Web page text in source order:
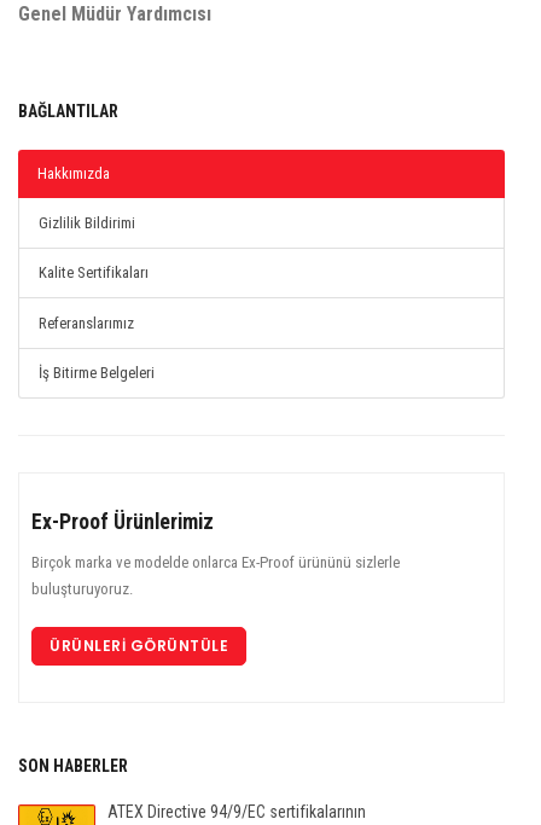
Genel Müdür Yardımcısı
BAĞLANTILAR
Hakkımızda
Gizlilik Bildirimi
Kalite Sertifikaları
Referanslarımız
İş Bitirme Belgeleri
Ex-Proof Ürünlerimiz
Birçok marka ve modelde onlarca Ex-Proof ürününü sizlerle
buluşturuyoruz.
ÜRÜNLERI GÖRÜNTÜLE
SON HABERLER
ATEX Directive 94/9/EC sertifikalarının